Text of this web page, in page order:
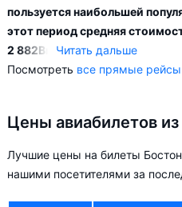
пользуется наибольшей
этот период средняя
2 882Br Читать дальше
В низкий сезон — в Апрель и Май цена на авиабилеты
Посмотреть все прямые рейсы
Цены авиабилетов
Лучшие цены на билеты
нашими посетителями за